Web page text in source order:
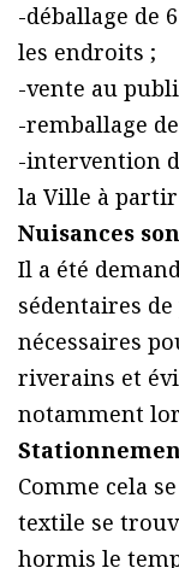
-déballage de
les endroits ;
-vente au
-remballage
-intervention
la Ville à partir
Nuisances
Il a été
sédentaires
nécessaires
riverains et
notamment
Comme cela
textile se
hormis le